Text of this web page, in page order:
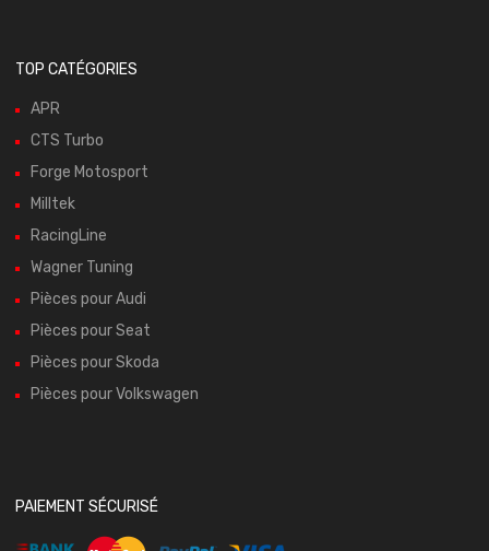
TOP CATÉGORIES
APR
CTS Turbo
Forge Motosport
Milltek
RacingLine
Wagner Tuning
Pièces pour Audi
Pièces pour Seat
Pièces pour Skoda
Pièces pour Volkswagen
PAIEMENT SÉCURISÉ